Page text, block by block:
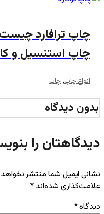
چاپ ترافارد
چاپ استنسیل و
انواع چاپ,چاپ
بدون دیدگاه
دیدگاهتان را
نشانی ایمیل شما منتشر
علامت‌گذاری شده‌اند *
دیدگاه*